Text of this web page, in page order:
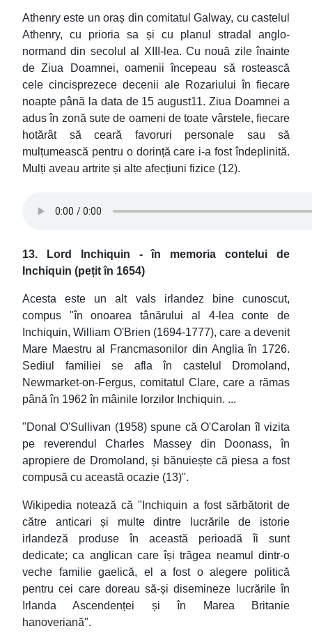
Athenry este un oraș din comitatul Galway, cu castelul
Athenry, cu prioria sa și cu planul stradal anglo-
normand din secolul al XIII-lea. Cu nouă zile înainte
de Ziua Doamnei, oamenii începeau să rostească
cele cincisprezece decenii ale Rozariului în fiecare
noapte până la data de 15 august11. Ziua Doamnei a
adus în zonă sute de oameni de toate vârstele, fiecare
hotărât să ceară favoruri personale sau să
mulțumească pentru o dorință care i-a fost îndeplinită.
Mulți aveau artrite și alte afecțiuni fizice (12).
13. Lord Inchiquin - în memoria contelui de
Inchiquin (pețit în 1654)
Acesta este un alt vals irlandez bine cunoscut,
compus "în onoarea tânărului al 4-lea conte de
Inchiquin, William O'Brien (1694-1777), care a devenit
Mare Maestru al Francmasonilor din Anglia în 1726.
Sediul familiei se afla în castelul Dromoland,
Newmarket-on-Fergus, comitatul Clare, care a rămas
până în 1962 în mâinile lorzilor Inchiquin. ...
"Donal O'Sullivan (1958) spune că O'Carolan îl vizita
pe reverendul Charles Massey din Doonass, în
apropiere de Dromoland, și bănuiește că piesa a fost
compusă cu această ocazie (13)".
Wikipedia notează că "Inchiquin a fost sărbătorit de
către anticari și multe dintre lucrările de istorie
irlandeză produse în această perioadă îi sunt
dedicate; ca anglican care își trăgea neamul dintr-o
veche familie gaelică, el a fost o alegere politică
pentru cei care doreau să-și disemineze lucrările în
Irlanda Ascendenței și în Marea Britanie
hanoveriană".